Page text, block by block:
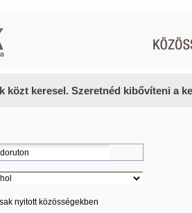
közt keresel. Szeretnéd kibővíteni a
nyitott közösségekben